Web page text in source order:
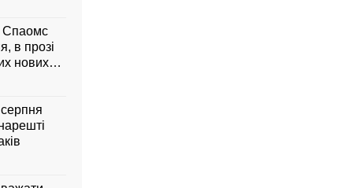
Спаомс
в прозі
нових